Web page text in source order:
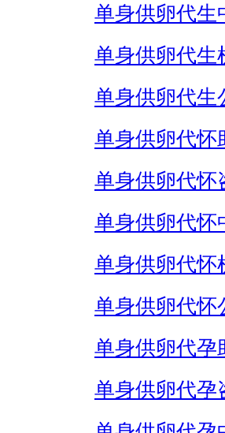
单身供卵代生
单身供卵代生
单身供卵代生
单身供卵代怀
单身供卵代怀
单身供卵代怀
单身供卵代怀
单身供卵代怀
单身供卵代孕
单身供卵代孕